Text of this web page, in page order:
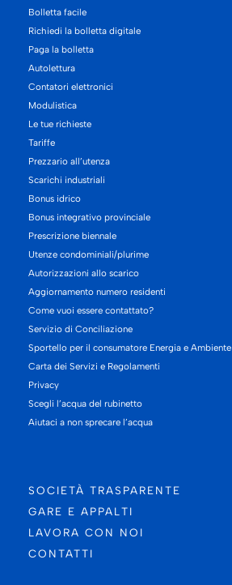
Bolletta facile
Richiedi la bolletta digitale
Paga la bolletta
Autolettura
Contatori elettronici
Modulistica
Le tue richieste
Tariffe
Prezzario all’utenza
Scarichi industriali
Bonus idrico
Bonus integrativo provinciale
Prescrizione biennale
Utenze condominiali/plurime
Autorizzazioni allo scarico
Aggiornamento numero residenti
Come vuoi essere contattato?
Servizio di Conciliazione
Sportello per il consumatore Energia e Ambiente
Carta dei Servizi e Regolamenti
Privacy
Scegli l’acqua del rubinetto
Aiutaci a non sprecare l’acqua
SOCIETÀ TRASPARENTE
GARE E APPALTI
LAVORA CON NOI
CONTATTI